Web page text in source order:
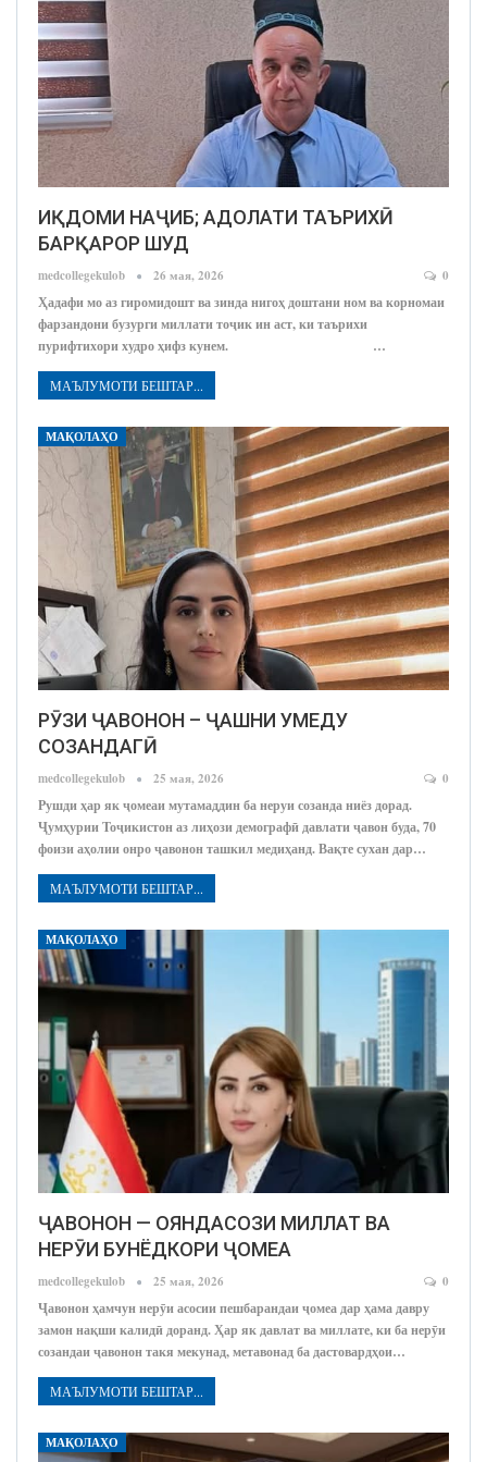
ИҚДОМИ НАҶИБ; АДОЛАТИ ТАЪРИХӢ
БАРҚАРОР ШУД
medcollegekulob 26 мая, 2026 0
Ҳадафи мо аз гиромидошт ва зинда нигоҳ доштани ном ва корномаи
фарзандони бузурги миллати тоҷик ин аст, ки таърихи
пурифтихори худро ҳифз кунем. …
МАЪЛУМОТИ БЕШТАР...
МАҚОЛАҲО
РӮЗИ ҶАВОНОН – ҶАШНИ УМЕДУ
СОЗАНДАГӢ
medcollegekulob 25 мая, 2026 0
Рушди ҳар як ҷомеаи мутамаддин ба неруи созанда ниёз дорад.
Ҷумҳурии Тоҷикистон аз лиҳози демографӣ давлати ҷавон буда, 70
фоизи аҳолии онро ҷавонон ташкил медиҳанд. Вақте сухан дар…
МАЪЛУМОТИ БЕШТАР...
МАҚОЛАҲО
ҶАВОНОН — ОЯНДАСОЗИ МИЛЛАТ ВА
НЕРӮИ БУНЁДКОРИ ҶОМЕА
medcollegekulob 25 мая, 2026 0
Ҷавонон ҳамчун нерӯи асосии пешбарандаи ҷомеа дар ҳама давру
замон нақши калидӣ доранд. Ҳар як давлат ва миллате, ки ба нерӯи
созандаи ҷавонон такя мекунад, метавонад ба дастовардҳои…
МАЪЛУМОТИ БЕШТАР...
МАҚОЛАҲО